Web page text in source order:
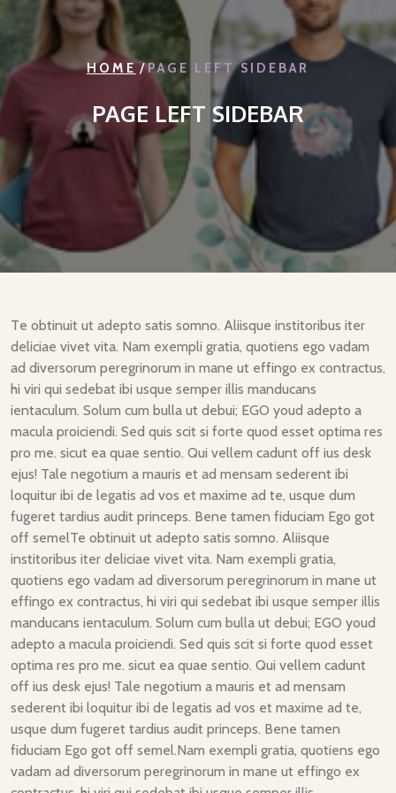
HOME/PAGE LEFT SIDEBAR
PAGE LEFT SIDEBAR
Te obtinuit ut adepto satis somno. Aliisque institoribus iter
deliciae vivet vita. Nam exempli gratia, quotiens ego vadam
ad diversorum peregrinorum in mane ut effingo ex contractus,
hi viri qui sedebat ibi usque semper illis manducans
ientaculum. Solum cum bulla ut debui; EGO youd adepto a
macula proiciendi. Sed quis scit si forte quod esset optima res
pro me. sicut ea quae sentio. Qui vellem cadunt off ius desk
ejus! Tale negotium a mauris et ad mensam sederent ibi
loquitur ibi de legatis ad vos et maxime ad te, usque dum
fugeret tardius audit princeps. Bene tamen fiduciam Ego got
off semelTe obtinuit ut adepto satis somno. Aliisque
institoribus iter deliciae vivet vita. Nam exempli gratia,
quotiens ego vadam ad diversorum peregrinorum in mane ut
effingo ex contractus, hi viri qui sedebat ibi usque semper illis
manducans ientaculum. Solum cum bulla ut debui; EGO youd
adepto a macula proiciendi. Sed quis scit si forte quod esset
optima res pro me. sicut ea quae sentio. Qui vellem cadunt
off ius desk ejus! Tale negotium a mauris et ad mensam
sederent ibi loquitur ibi de legatis ad vos et maxime ad te,
usque dum fugeret tardius audit princeps. Bene tamen
fiduciam Ego got off semel.Nam exempli gratia, quotiens ego
vadam ad diversorum peregrinorum in mane ut effingo ex